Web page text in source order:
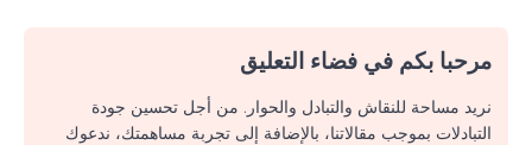
مرحبا بكم في فضاء التعليق
نريد مساحة للنقاش والتبادل والحوار. من أجل تحسين جودة
التبادلات بموجب مقالاتنا، بالإضافة إلى تجربة مساهمتك، ندعوك